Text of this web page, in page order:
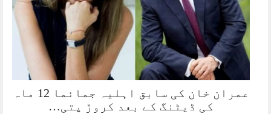
عمران خان کی سابق اہلیہ جمائما 12 ماہ
کی ڈیٹنگ کے بعد کروڑ پتی…